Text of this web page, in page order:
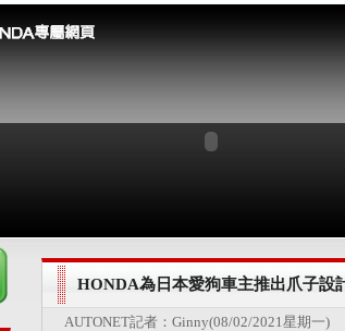
HONDA為日本愛狗車主推出爪子設
AUTONET記者：Ginny(08/02/2021星期一)